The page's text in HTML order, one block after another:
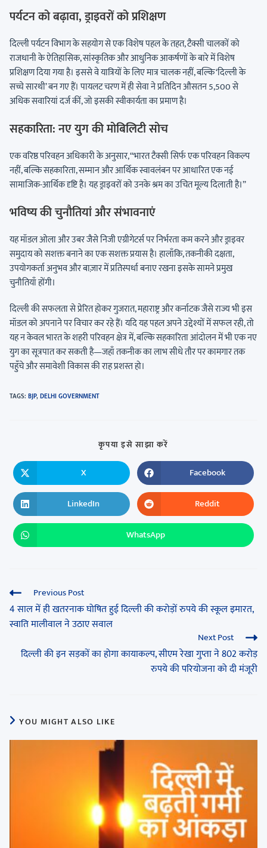
पर्यटन को बढ़ावा, ड्राइवरों को प्रशिक्षण
दिल्ली पर्यटन विभाग के सहयोग से एक विशेष पहल के तहत, टैक्सी चालकों को
राजधानी के ऐतिहासिक, सांस्कृतिक और आधुनिक आकर्षणों के बारे में विशेष
प्रशिक्षण दिया गया है। इससे वे यात्रियों के लिए मात्र चालक नहीं, बल्कि ‘दिल्ली के
सच्चे सारथी’ बन गए हैं। पायलट चरण में ही सेवा ने प्रतिदिन औसतन 5,500 से
अधिक सवारियां दर्ज कीं, जो इसकी स्वीकार्यता का प्रमाण है।
सहकारिता: नए युग की मोबिलिटी सोच
एक वरिष्ठ परिवहन अधिकारी के अनुसार, “भारत टैक्सी सिर्फ एक परिवहन विकल्प
नहीं, बल्कि सहकारिता, सम्मान और आर्थिक स्वावलंबन पर आधारित एक नई
सामाजिक-आर्थिक दृष्टि है। यह ड्राइवरों को उनके श्रम का उचित मूल्य दिलाती है।”
भविष्य की चुनौतियां और संभावनाएं
यह मॉडल ओला और उबर जैसे निजी एग्रीगेटर्स पर निर्भरता कम करने और ड्राइवर
समुदाय को सशक्त बनाने का एक सशक्त प्रयास है। हालाँकि, तकनीकी दक्षता,
उपयोगकर्ता अनुभव और बाज़ार में प्रतिस्पर्धा बनाए रखना इसके सामने प्रमुख
चुनौतियाँ होंगी।
दिल्ली की सफलता से प्रेरित होकर गुजरात, महाराष्ट्र और कर्नाटक जैसे राज्य भी इस
मॉडल को अपनाने पर विचार कर रहे हैं। यदि यह पहल अपने उद्देश्यों में सफल रही, तो
यह न केवल भारत के शहरी परिवहन क्षेत्र में, बल्कि सहकारिता आंदोलन में भी एक नए
युग का सूत्रपात कर सकती है—जहाँ तकनीक का लाभ सीधे तौर पर कामगार तक
पहुँचे और समावेशी विकास की राह प्रशस्त हो।
TAGS: BJP,DELHI GOVERNMENT
कृपया इसे साझा करें
X Facebook
LinkedIn Reddit
WhatsApp
Previous Post
4 साल में ही खतरनाक घोषित हुई दिल्ली की करोड़ों रुपये की स्कूल इमारत,
स्वाति मालीवाल ने उठाए सवाल
Next Post
दिल्ली की इन सड़कों का होगा कायाकल्प, सीएम रेखा गुप्ता ने 802 करोड़
रुपये की परियोजना को दी मंजूरी
YOU MIGHT ALSO LIKE